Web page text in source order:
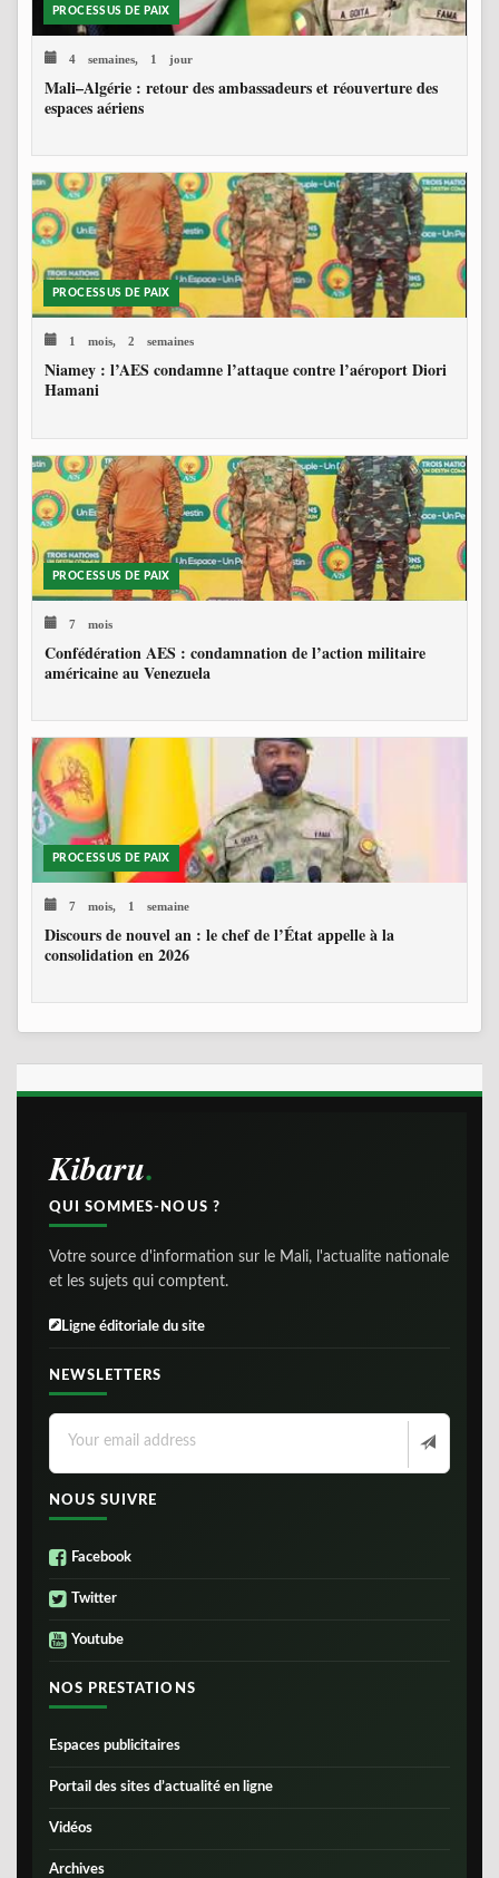
PROCESSUS DE PAIX
4 semaines, 1 jour
Mali–Algérie : retour des ambassadeurs et réouverture des
espaces aériens
PROCESSUS DE PAIX
1 mois, 2 semaines
Niamey : l’AES condamne l’attaque contre l’aéroport Diori
Hamani
PROCESSUS DE PAIX
7 mois
Confédération AES : condamnation de l’action militaire
américaine au Venezuela
PROCESSUS DE PAIX
7 mois, 1 semaine
Discours de nouvel an : le chef de l’État appelle à la
consolidation en 2026
Kibaru
QUI SOMMES-NOUS ?
Votre source d'information sur le Mali, l'actualite nationale
et les sujets qui comptent.
Ligne éditoriale du site
NEWSLETTERS
NOUS SUIVRE
Facebook
Twitter
Youtube
NOS PRESTATIONS
Espaces publicitaires
Portail des sites d’actualité en ligne
Vidéos
Archives